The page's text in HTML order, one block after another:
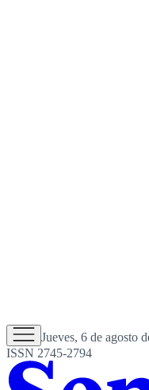
Jueves, 6 de agosto
ISSN 2745-2794